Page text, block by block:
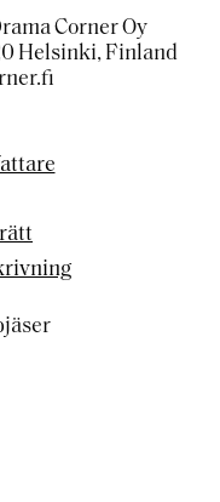
Corner Oy
Helsinki, Finland